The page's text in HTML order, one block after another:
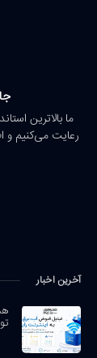
ما بالاترین
رعایت می‌کنیم و
آخرین اخبار